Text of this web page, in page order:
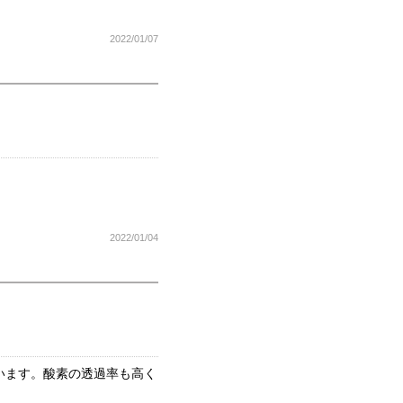
2022/01/07
2022/01/04
す。酸素の透過率も高く